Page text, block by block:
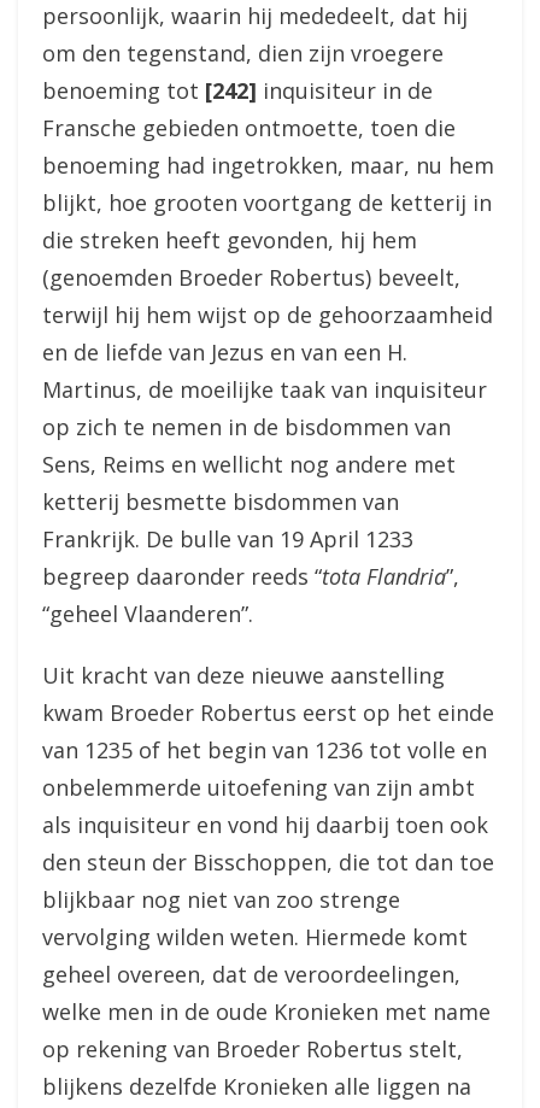
persoonlijk, waarin hij mededeelt, dat hij
om den tegenstand, dien zijn vroegere
benoeming tot [242] inquisiteur in de
Fransche gebieden ontmoette, toen die
benoeming had ingetrokken, maar, nu hem
blijkt, hoe grooten voortgang de ketterij in
die streken heeft gevonden, hij hem
(genoemden Broeder Robertus) beveelt,
terwijl hij hem wijst op de gehoorzaamheid
en de liefde van Jezus en van een H.
Martinus, de moeilijke taak van inquisiteur
op zich te nemen in de bisdommen van
Sens, Reims en wellicht nog andere met
ketterij besmette bisdommen van
Frankrijk. De bulle van 19 April 1233
begreep daaronder reeds “tota Flandria”,
“geheel Vlaanderen”.
Uit kracht van deze nieuwe aanstelling
kwam Broeder Robertus eerst op het einde
van 1235 of het begin van 1236 tot volle en
onbelemmerde uitoefening van zijn ambt
als inquisiteur en vond hij daarbij toen ook
den steun der Bisschoppen, die tot dan toe
blijkbaar nog niet van zoo strenge
vervolging wilden weten. Hiermede komt
geheel overeen, dat de veroordeelingen,
welke men in de oude Kronieken met name
op rekening van Broeder Robertus stelt,
blijkens dezelfde Kronieken alle liggen na